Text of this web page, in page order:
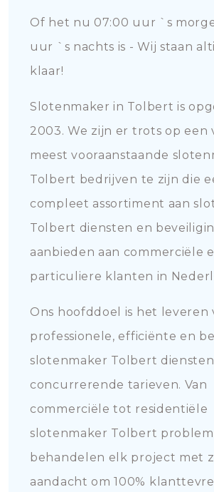
Of het nu 07:00 uur `s
uur `s nachts is - Wij staan
klaar!
Slotenmaker in Tolbert is
2003. We zijn er trots op een
meest vooraanstaande
Tolbert bedrijven te zijn die
compleet assortiment aan
Tolbert diensten en
aanbieden aan commerciële
particuliere klanten in
Ons hoofddoel is het leveren
professionele, efficiënte en
slotenmaker Tolbert
concurrerende tarieven. Van
commerciële tot residentiële
slotenmaker Tolbert
behandelen elk project met
aandacht om 100%